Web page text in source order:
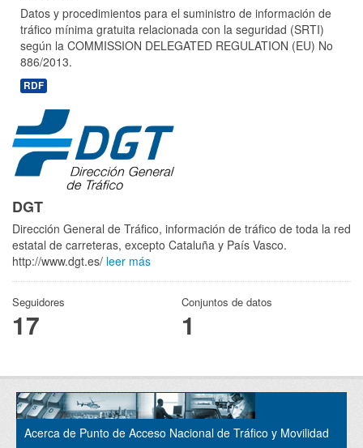
Datos y procedimientos para el suministro de información de
tráfico mínima gratuita relacionada con la seguridad (SRTI)
según la COMMISSION DELEGATED REGULATION (EU) No
886/2013.
RDF
DGT
Dirección General de Tráfico, información de tráfico de toda la red
estatal de carreteras, excepto Cataluña y País Vasco.
http://www.dgt.es/ leer más
Seguidores
17
Conjuntos de datos
1
Acerca de Punto de Acceso Nacional de Tráfico y Movilidad